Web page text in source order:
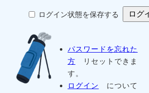
ログイン状態を保存する
パスワードを忘れた
方 リセットできま
す。
ログイン
について